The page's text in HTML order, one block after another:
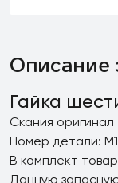
Описание
Гайка
Скания оригинал
Номер детали:
В комплект
Данную